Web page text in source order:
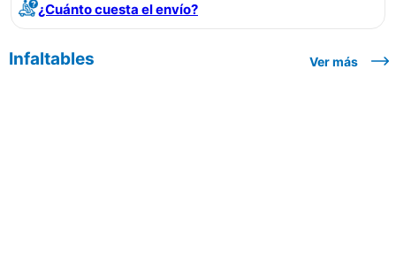
¿Cuánto cuesta el envío?
Infaltables Ver más